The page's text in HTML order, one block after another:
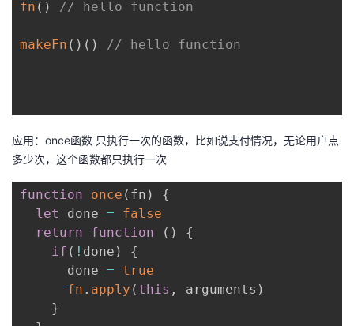
fn ( ) // hello function
makeFn ( ) ( ) // hello function
应用：once函数 只执行一次的函数，比如说支付情况，无论用户点
多少次，这个函数都只执行一次
function once ( fn )
{
let
done =
false
return
function ( )
{
if ( ! done )
{
      done
=
true
fn . apply ( this , arguments )
}